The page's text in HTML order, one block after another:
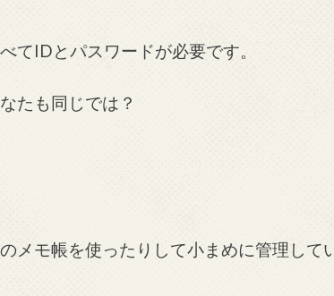
てIDとパスワードが必要です。
たも同じでは？
メモ帳を使ったりして小まめに管理して